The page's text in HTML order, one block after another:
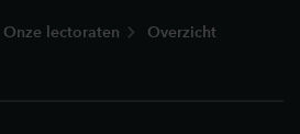
Onze lectoraten
Overzicht